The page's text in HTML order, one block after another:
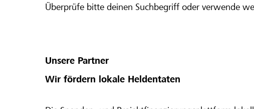
Überprüfe bitte deinen Suchbegriff oder verwende
Unsere Partner
Wir fördern lokale Heldentaten